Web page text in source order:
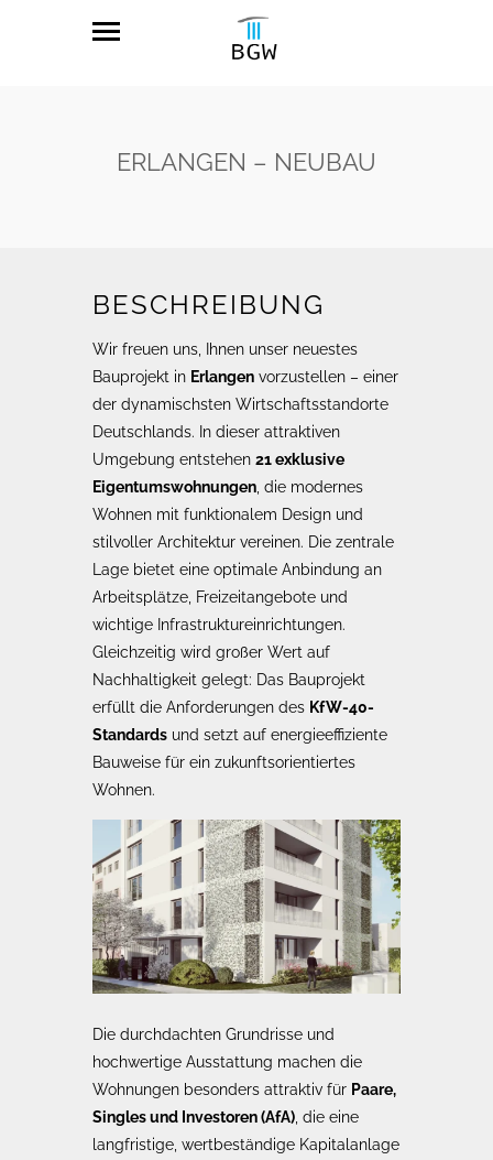
ERLANGEN – NEUBAU
BESCHREIBUNG
Wir freuen uns, Ihnen unser neuestes
Bauprojekt in Erlangen vorzustellen – einer
der dynamischsten Wirtschaftsstandorte
Deutschlands. In dieser attraktiven
Umgebung entstehen 21 exklusive
Eigentumswohnungen , die modernes
Wohnen mit funktionalem Design und
stilvoller Architektur vereinen. Die zentrale
Lage bietet eine optimale Anbindung an
Arbeitsplätze, Freizeitangebote und
wichtige Infrastruktureinrichtungen.
Gleichzeitig wird großer Wert auf
Nachhaltigkeit gelegt: Das Bauprojekt
erfüllt die Anforderungen des KfW-40-
Standards und setzt auf energieeffiziente
Bauweise für ein zukunftsorientiertes
Wohnen.
Die durchdachten Grundrisse und
hochwertige Ausstattung machen die
Wohnungen besonders attraktiv für Paare,
Singles und Investoren (AfA) , die eine
langfristige, wertbeständige Kapitalanlage